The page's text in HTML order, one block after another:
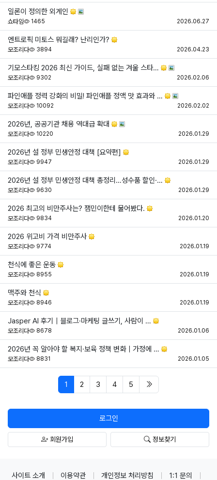
일론이 정의한 외계인
쇼타임 2026.06.27
1465
엔트로픽 미토스 뭐길래? 난리인가?
모조리다 2026.04.23
3894조회
기모스타킹 2026 최신 가이드, 실패 없는 겨울 스타…
모조리다 2026.02.06
9302
파인애플 정력 강화의 비밀! 파인애플 정액 맛 효과와 …
모조리다 2026.02.02
10092
2026년, 공공기관 채용 역대급 확대
모조리다 2026.01.29
10220
2026년 설 정부 민생안정 대책 [요약편]
모조리다 2026.01.29
9947
2026년 설 정부 민생안정 대책 총정리…성수품 할인·…
모조리다 2026.01.29
9630
2026 최고의 비만주사는? 잼민이한테 물어봤다.
모조리다 2026.01.20
9834조회
2026 위고비 가격 비만주사
모조리다 2026.01.19
9774조회
천식에 좋은 운동
모조리다 2026.01.19
8955
맥주와 천식
모조리다 2026.01.19
8946
Jasper AI 후기｜블로그·마케팅 글쓰기, 사람이 …
모조리다 2026.01.06
8678
2026년 꼭 알아야 할 복지·보육 정책 변화｜가정에 …
모조리다 2026.01.05
8831
1 페이지 현재
2 3 4 5
로그인
회원가입 정보찾기
사이트 소개 이용약관 개인정보 처리방침 1:1 문의